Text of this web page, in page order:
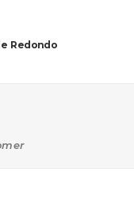
Redondo